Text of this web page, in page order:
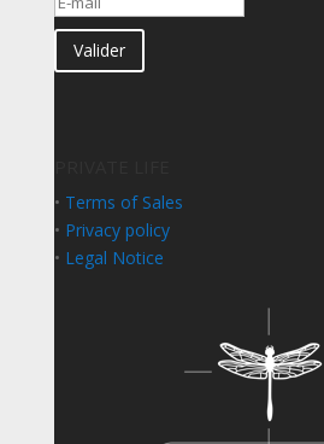
Valider
• Terms of Sales
• Privacy policy
• Legal Notice